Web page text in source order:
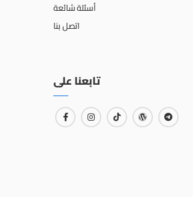
أسئلة شائعة
اتصل بنا
تابعنا على